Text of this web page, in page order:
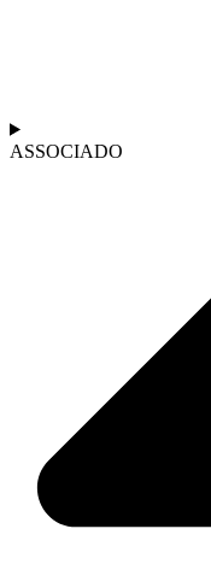
ASSOCIADO